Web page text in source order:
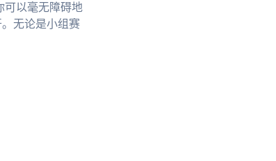
可以毫无障碍地
无论是小组赛